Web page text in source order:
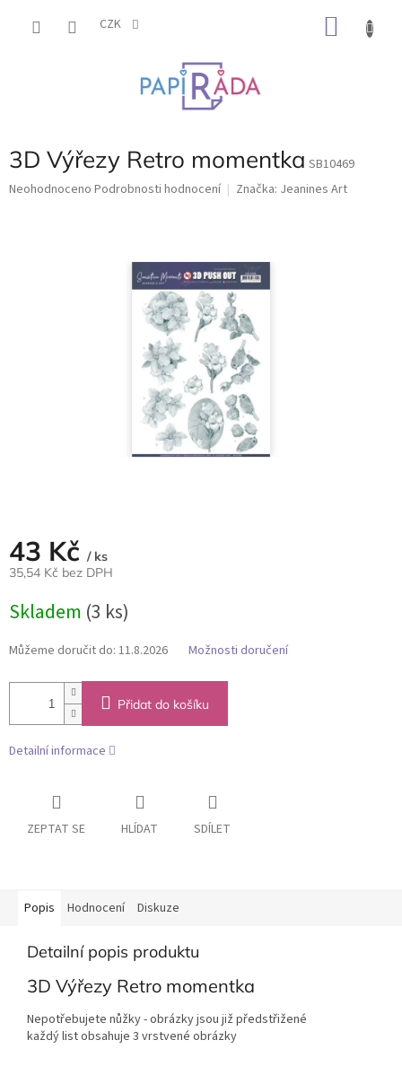
CZK
3D Výřezy Retro momentka SB10469
Průměrné
Neohodnoceno Podrobnosti hodnocení Značka: Jeanines Art
43 Kč / ks
35,54 Kč bez DPH
cena:
Skladem (3 ks)
Můžeme doručit do: 11.8.2026 Možnosti doručení
Přidat do košíku
Detailní informace
ZEPTAT SE HLÍDAT SDÍLET
Popis Hodnocení Diskuze
Detailní popis produktu
3D Výřezy Retro momentka
Nepotřebujete nůžky - obrázky jsou již předstřižené
každý list obsahuje 3 vrstvené obrázky